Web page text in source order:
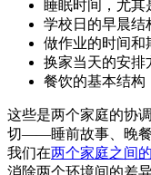
睡眠时间，尤其
学校日的早晨结
做作业的时间和
换家当天的安排
餐饮的基本结构
这些是两个家庭的协
切——睡前故事、晚
我们在两个家庭之间